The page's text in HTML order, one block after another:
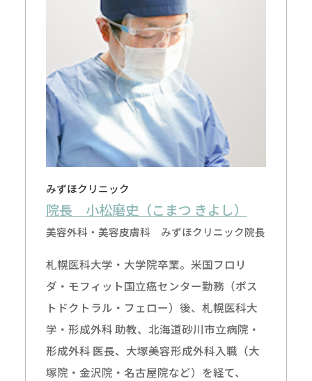
みずほクリニック
院長 小松磨史（こまつ きよし）
美容外科・美容皮膚科 みずほクリニック院長
札幌医科大学・大学院卒業。米国フロリ
ダ・モフィット国立癌センター勤務（ポス
トドクトラル・フェロー）後、札幌医科大
学・形成外科 助教、北海道砂川市立病院・
形成外科 医長、大塚美容形成外科入職（大
塚院・金沢院・名古屋院など）を経て、